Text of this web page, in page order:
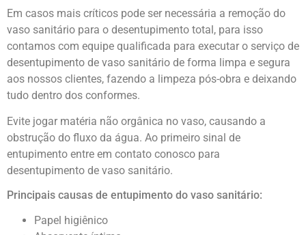
Em casos mais críticos pode ser necessária a remoção do
vaso sanitário para o desentupimento total, para isso
contamos com equipe qualificada para executar o serviço de
desentupimento de vaso sanitário de forma limpa e segura
aos nossos clientes, fazendo a limpeza pós-obra e deixando
tudo dentro dos conformes.
Evite jogar matéria não orgânica no vaso, causando a
obstrução do fluxo da água. Ao primeiro sinal de
entupimento entre em contato conosco para
desentupimento de vaso sanitário.
Principais causas de entupimento do vaso sanitário:
Papel higiênico